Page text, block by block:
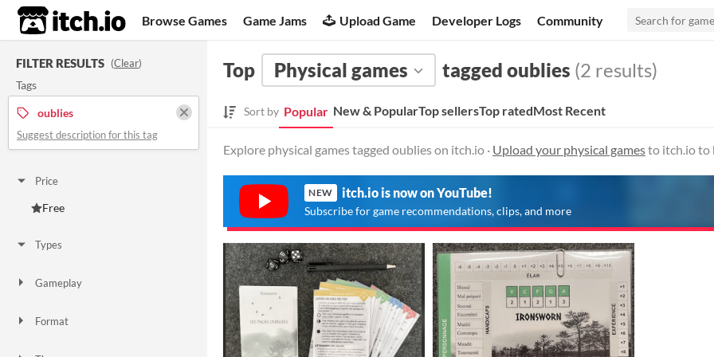
itch.io Browse Games Game Jams Upload Game Developer Logs Community
FILTER RESULTS (Clear)
Tags
oublies
Suggest description for this tag
Price
Free
Types
Gameplay
Format
Top Physical games tagged oublies (2 results)
Sort by Popular New & PopularTop sellersTop ratedMost Recent
Explore physical games tagged oublies on itch.io · Upload your physical gamesto itch.io to
NEW itch.io is now on YouTube!
Subscribe for game recommendations, clips, and more